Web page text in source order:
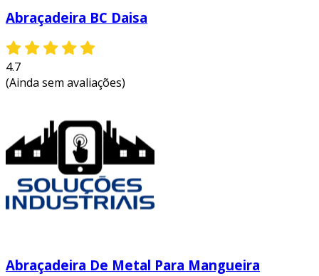
Abraçadeira BC Daisa
4.7
(Ainda sem avaliações)
Abraçadeira De Metal Para Mangueira